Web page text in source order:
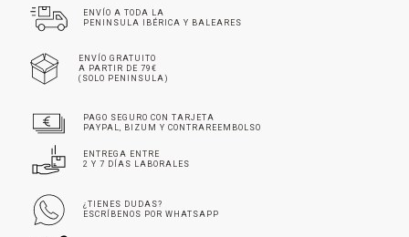
ENVÍO A TODA LA
PENINSULA IBÉRICA Y BALEARES
ENVÍO GRATUITO
A PARTIR DE 79€
(SOLO PENINSULA)
PAGO SEGURO CON TARJETA
PAYPAL, BIZUM Y CONTRAREEMBOLSO
ENTREGA ENTRE
2 Y 7 DÍAS LABORALES
¿TIENES DUDAS?
ESCRÍBENOS POR WHATSAPP